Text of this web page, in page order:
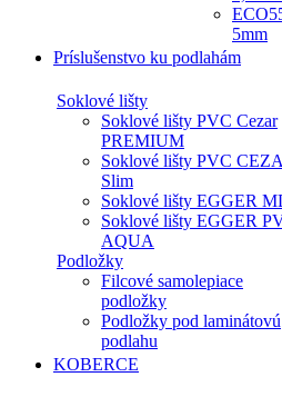
5mm
Príslušenstvo ku podlahám
Soklové lišty
Soklové lišty PVC Cezar
PREMIUM
Soklové lišty PVC
Slim
Soklové lišty EGGER
Soklové lišty EGGER
AQUA
Podložky
Filcové samolepiace
podložky
Podložky pod laminátovú
podlahu
KOBERCE